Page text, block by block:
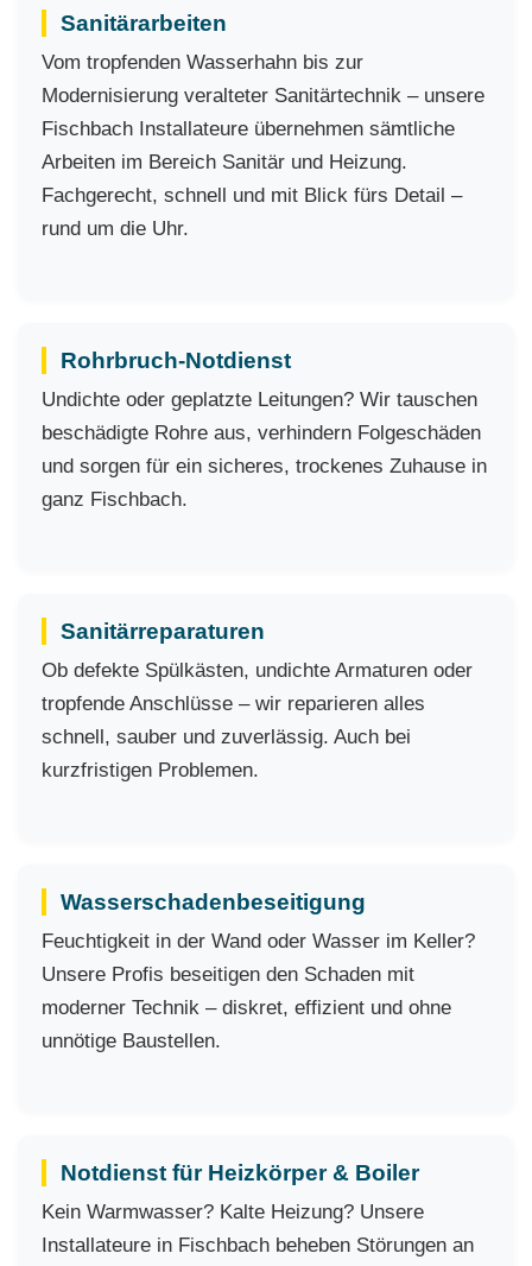
Sanitärarbeiten
Vom tropfenden Wasserhahn bis zur
Modernisierung veralteter Sanitärtechnik – unsere
Fischbach Installateure übernehmen sämtliche
Arbeiten im Bereich Sanitär und Heizung.
Fachgerecht, schnell und mit Blick fürs Detail –
rund um die Uhr.
Rohrbruch-Notdienst
Undichte oder geplatzte Leitungen? Wir tauschen
beschädigte Rohre aus, verhindern Folgeschäden
und sorgen für ein sicheres, trockenes Zuhause in
ganz Fischbach.
Sanitärreparaturen
Ob defekte Spülkästen, undichte Armaturen oder
tropfende Anschlüsse – wir reparieren alles
schnell, sauber und zuverlässig. Auch bei
kurzfristigen Problemen.
Wasserschadenbeseitigung
Feuchtigkeit in der Wand oder Wasser im Keller?
Unsere Profis beseitigen den Schaden mit
moderner Technik – diskret, effizient und ohne
unnötige Baustellen.
Notdienst für Heizkörper & Boiler
Kein Warmwasser? Kalte Heizung? Unsere
Installateure in Fischbach beheben Störungen an